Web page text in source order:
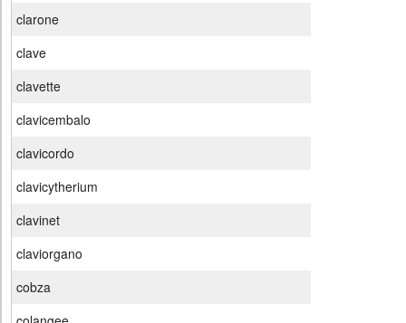
clarone
clave
clavette
clavicembalo
clavicordo
clavicytherium
clavinet
claviorgano
cobza